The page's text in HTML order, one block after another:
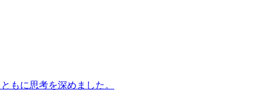
もに思考を深めました。